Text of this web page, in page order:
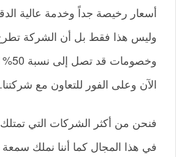
أسعار رخيصة جداً وخدمة عالية
وليس هذا فقط بل أن الشركة
الآن وعلى الفور للتعاون مع شركتنا.
فنحن من أكثر الشركات التي تمتلك
في هذا المجال كما أننا نملك